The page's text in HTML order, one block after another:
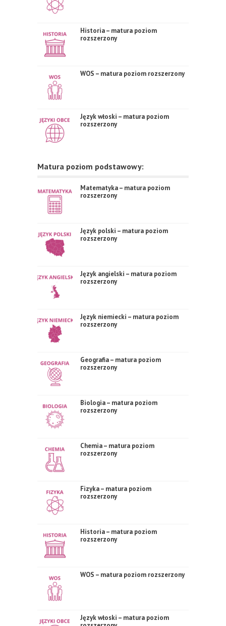
Historia – matura poziom
rozszerzony
WOS – matura poziom rozszerzony
Język włoski – matura poziom
rozszerzony
Matura poziom podstawowy:
Matematyka – matura poziom
rozszerzony
Język polski – matura poziom
rozszerzony
Język angielski – matura poziom
rozszerzony
Język niemiecki – matura poziom
rozszerzony
Geografia – matura poziom
rozszerzony
Biologia – matura poziom
rozszerzony
Chemia – matura poziom
rozszerzony
Fizyka – matura poziom
rozszerzony
Historia – matura poziom
rozszerzony
WOS – matura poziom rozszerzony
Język włoski – matura poziom